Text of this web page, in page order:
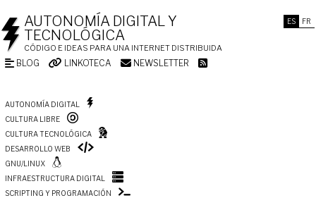
ES FR
AUTONOMÍA DIGITAL Y
TECNOLÓGICA
CÓDIGO E IDEAS PARA UNA INTERNET DISTRIBUIDA
BLOG LINKOTECA NEWSLETTER
AUTONOMÍA DIGITAL
CULTURA LIBRE
CULTURA TECNOLÓGICA
DESARROLLO WEB
GNU/LINUX
INFRAESTRUCTURA DIGITAL
SCRIPTING Y PROGRAMACIÓN